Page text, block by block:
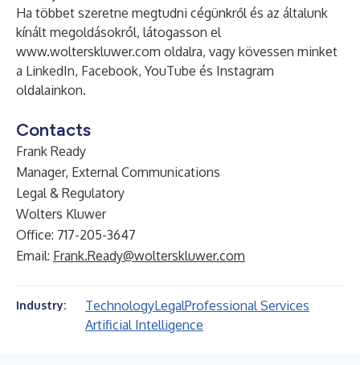
Ha többet szeretne megtudni cégünkről és az általunk
kínált megoldásokról, látogasson el
www.wolterskluwer.com oldalra, vagy kövessen minket
a LinkedIn, Facebook, YouTube és Instagram
oldalainkon.
Contacts
Frank Ready
Manager, External Communications
Legal & Regulatory
Wolters Kluwer
Office: 717-205-3647
Email: Frank.Ready@wolterskluwer.com
Industry: TechnologyLegalProfessional Services
Artificial Intelligence